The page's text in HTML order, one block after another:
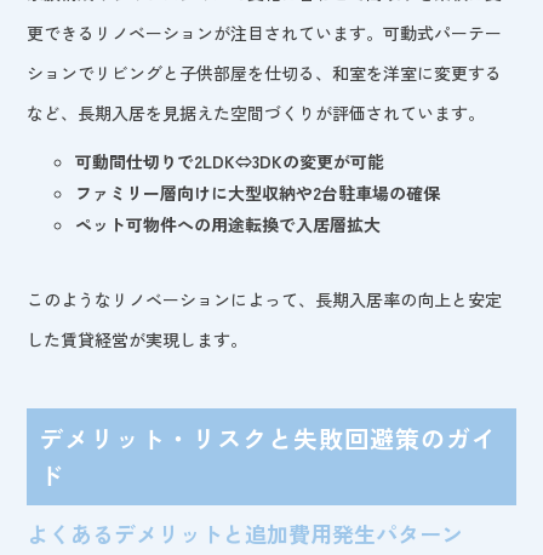
更できるリノベーションが注目されています。可動式パーテー
ションでリビングと子供部屋を仕切る、和室を洋室に変更する
など、長期入居を見据えた空間づくりが評価されています。
可動間仕切りで2LDK⇔3DKの変更が可能
ファミリー層向けに大型収納や2台駐車場の確保
ペット可物件への用途転換で入居層拡大
このようなリノベーションによって、長期入居率の向上と安定
した賃貸経営が実現します。
デメリット・リスクと失敗回避策のガイ
ド
よくあるデメリットと追加費用発生パターン